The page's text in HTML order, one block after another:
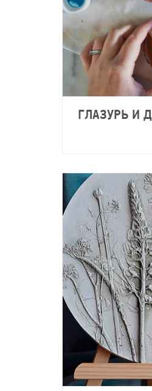
ГЛАЗУРЬ И